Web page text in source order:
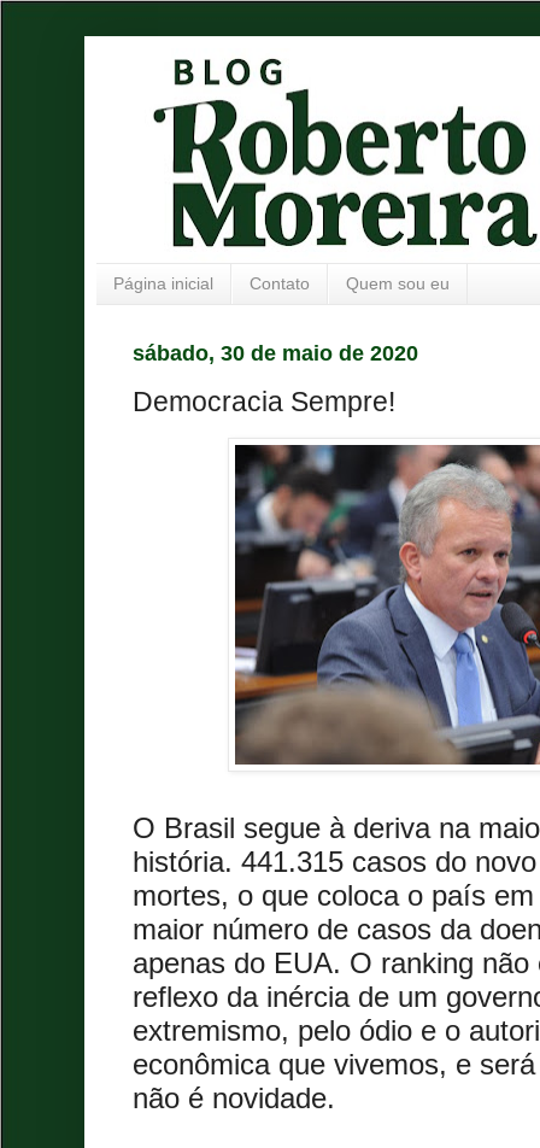
Página inicial Contato Quem sou eu
sábado, 30 de maio de 2020
Democracia Sempre!
O Brasil segue à deriva na
história. 441.315 casos do
mortes, o que coloca o país
maior número de casos da
apenas do EUA. O ranking
reflexo da inércia de um
extremismo, pelo ódio e o
econômica que vivemos, e
não é novidade.